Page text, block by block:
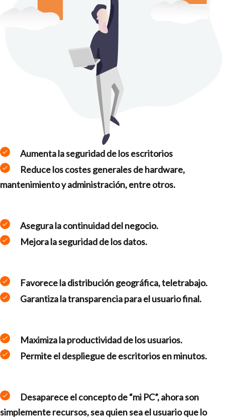
Aumenta la seguridad de los escritorios
Reduce los costes generales de hardware,
mantenimiento y administración, entre otros.
Asegura la continuidad del negocio.
Mejora la seguridad de los datos.
Favorece la distribución geográfica, teletrabajo.
Garantiza la transparencia para el usuario final.
Maximiza la productividad de los usuarios.
Permite el despliegue de escritorios en minutos.
Desaparece el concepto de “mi PC”, ahora son
simplemente recursos, sea quien sea el usuario que lo